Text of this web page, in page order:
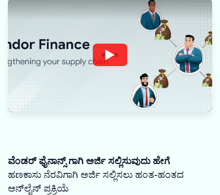
Watch
ವೆಂಡರ್ ಫೈನಾನ್ಸ್ ಗಾಗಿ ಅರ್ಜಿ ಸಲ್ಲಿಸುವುದು ಹೇಗೆ
ಹಣಕಾಸು ನೆರವಿಗಾಗಿ ಅರ್ಜಿ ಸಲ್ಲಿಸಲು ಹಂತ-ಹಂತದ
ಆನ್‌ಲೈನ್ ಪ್ರಕ್ರಿಯೆ